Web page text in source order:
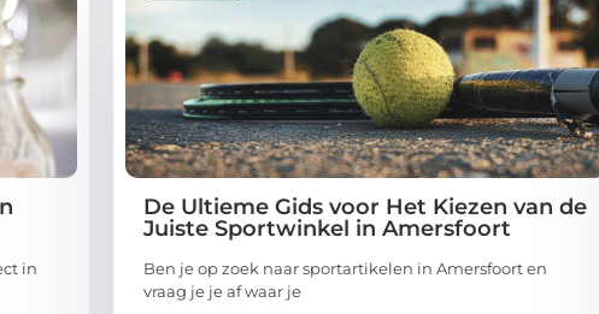
in
De Ultieme Gids voor Het Kiezen van de
Juiste Sportwinkel in Amersfoort
Ben je op zoek naar sportartikelen in Amersfoort en
vraag je je af waar je